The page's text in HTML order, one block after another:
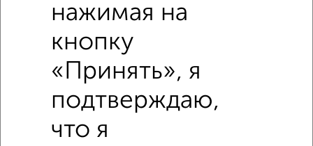
Похожие предложения рядом
нажимая на
кнопку
«Принять», я
подтверждаю,
что я